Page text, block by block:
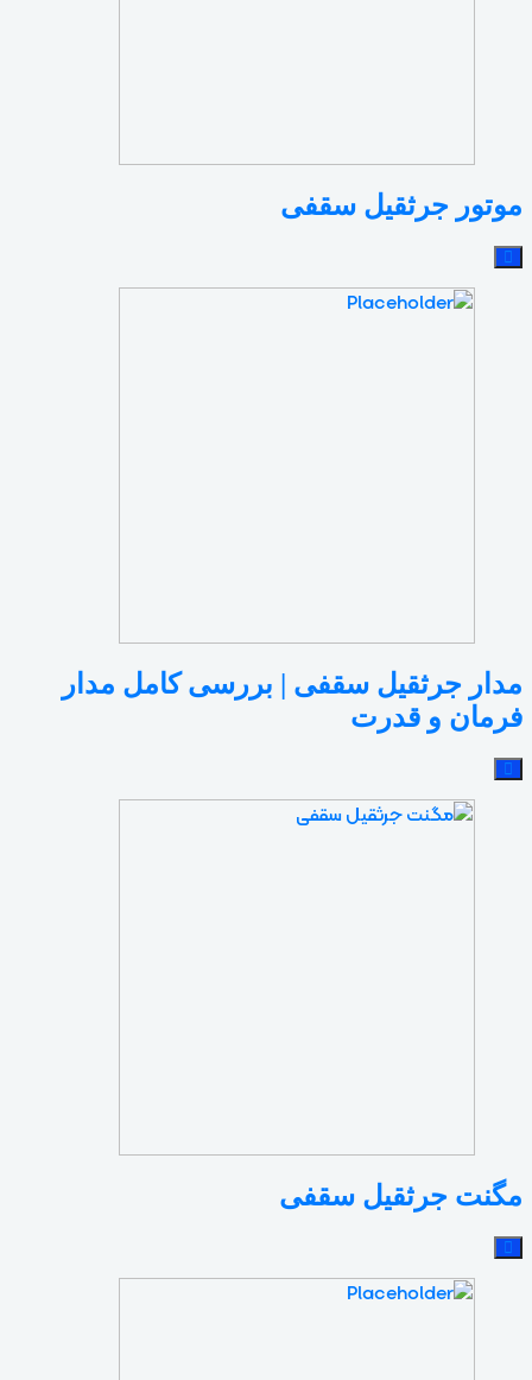
موتور جرثقیل سقفی
مدار جرثقیل سقفی | بررسی کامل مدار
فرمان و قدرت
مگنت جرثقیل سقفی